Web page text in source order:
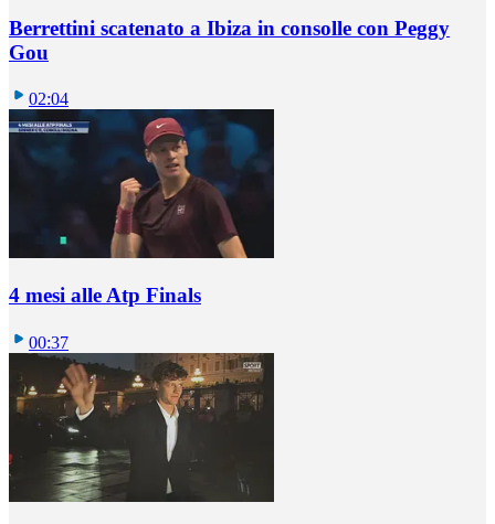
Berrettini scatenato a Ibiza in consolle con Peggy
Gou
02:04
4 mesi alle Atp Finals
00:37